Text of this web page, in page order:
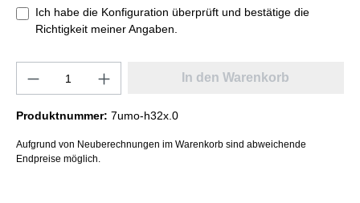
Ich habe die Konfiguration überprüft und bestätige die
Richtigkeit meiner Angaben.
In den Warenkorb
Produktnummer: 7umo-h32x.0
Aufgrund von Neuberechnungen im Warenkorb sind abweichende
Endpreise möglich.